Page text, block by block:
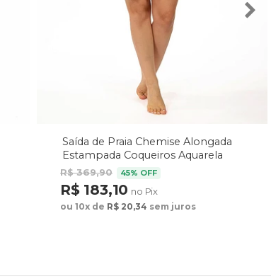
Saída de Praia Chemise Alongada
Estampada Coqueiros Aquarela
R$ 369,90 45% OFF
R$ 183,10 no Pix
ou 10x de R$ 20,34 sem juros